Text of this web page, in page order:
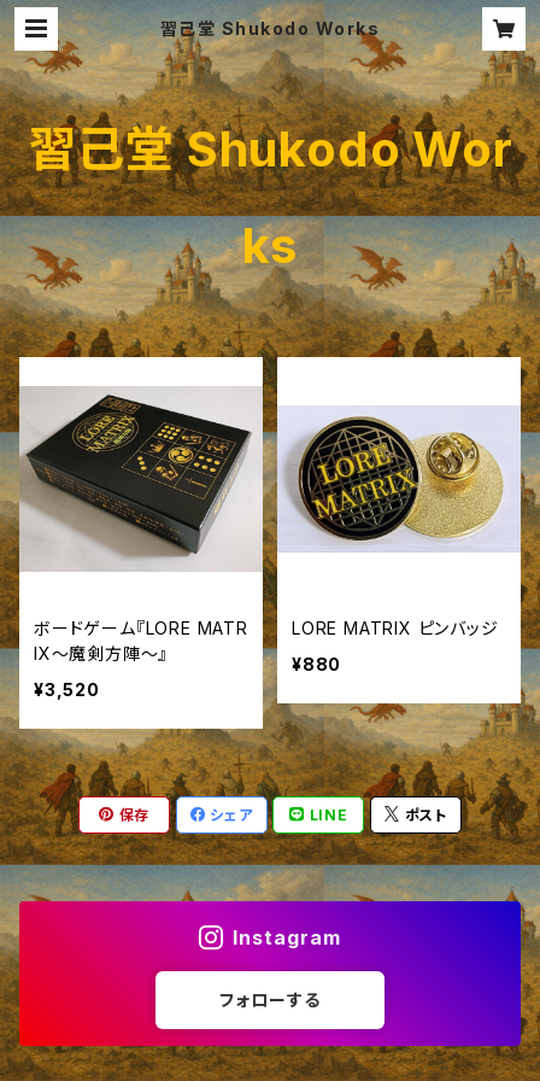
習己堂 Shukodo Works
習己堂 Shukodo Wor
ks
ボードゲーム『LORE MATR
IX～魔剣方陣～』
¥3,520
LORE MATRIX ピンバッジ
¥880
保存 シェア LINE ポスト
Instagram
フォローする